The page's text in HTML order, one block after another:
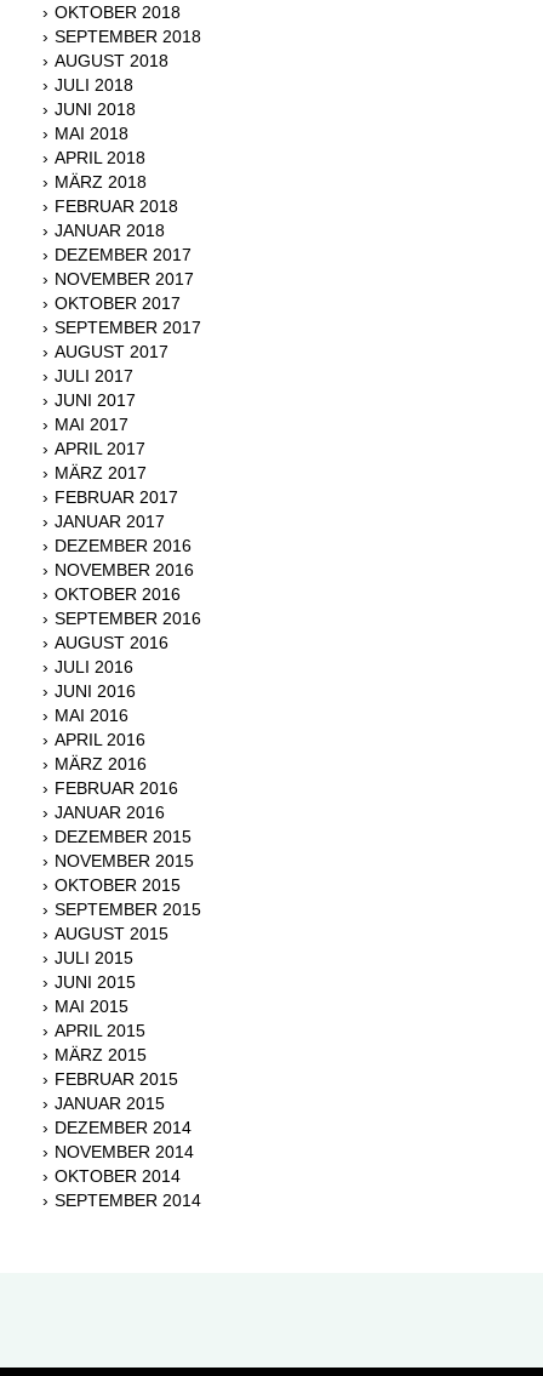
OKTOBER 2018
SEPTEMBER 2018
AUGUST 2018
JULI 2018
JUNI 2018
MAI 2018
APRIL 2018
MÄRZ 2018
FEBRUAR 2018
JANUAR 2018
DEZEMBER 2017
NOVEMBER 2017
OKTOBER 2017
SEPTEMBER 2017
AUGUST 2017
JULI 2017
JUNI 2017
MAI 2017
APRIL 2017
MÄRZ 2017
FEBRUAR 2017
JANUAR 2017
DEZEMBER 2016
NOVEMBER 2016
OKTOBER 2016
SEPTEMBER 2016
AUGUST 2016
JULI 2016
JUNI 2016
MAI 2016
APRIL 2016
MÄRZ 2016
FEBRUAR 2016
JANUAR 2016
DEZEMBER 2015
NOVEMBER 2015
OKTOBER 2015
SEPTEMBER 2015
AUGUST 2015
JULI 2015
JUNI 2015
MAI 2015
APRIL 2015
MÄRZ 2015
FEBRUAR 2015
JANUAR 2015
DEZEMBER 2014
NOVEMBER 2014
OKTOBER 2014
SEPTEMBER 2014